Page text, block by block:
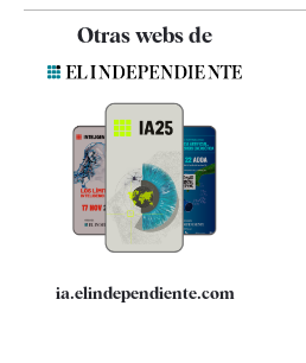
Quiénes somos
Especificaciones
Otras webs de
ia.elindependiente.com